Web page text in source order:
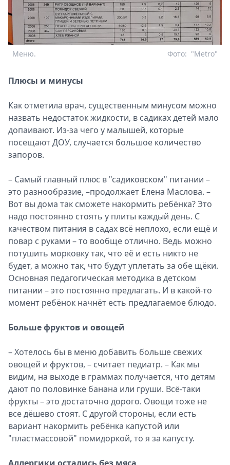
Меню. "Metro"
Фото:
Плюсы и минусы
Как отметила врач, существенным минусом можно
назвать недостаток жидкости, в садиках детей мало
допаивают. Из-за чего у малышей, которые
посещают ДОУ, случается большое количество
запоров.
– Самый главный плюс в "садиковском" питании –
это разнообразие, –продолжает Елена Маслова. –
Вот вы дома так сможете накормить ребёнка? Это
надо постоянно стоять у плиты каждый день. С
качеством питания в садах всё неплохо, если ещё и
повар с руками – то вообще отлично. Ведь можно
потушить морковку так, что её и есть никто не
будет, а можно так, что будут уплетать за обе щёки.
Основная педагогическая методика в детском
питании – это постоянно предлагать. И в какой-то
момент ребёнок начнёт есть предлагаемое блюдо.
Больше фруктов и овощей
– Хотелось бы в меню добавить больше свежих
овощей и фруктов, – считает педиатр. – Как мы
видим, на выходе в граммах получается, что детям
дают по половинке банана или груши. Всё-таки
фрукты – это достаточно дорого. Овощи тоже не
все дёшево стоят. С другой стороны, если есть
вариант накормить ребёнка капустой или
"пластмассовой" помидоркой, то я за капусту.